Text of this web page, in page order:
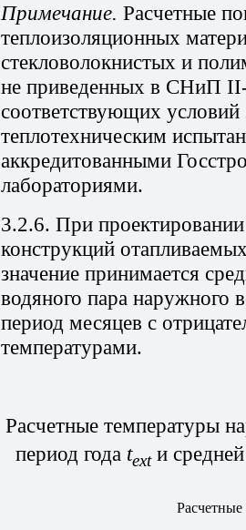
Примечание. Расчетные
теплоизоляционных
стекловолокнистых и
не приведенных в СНиП II
соответствующих условий
теплотехническим
аккредитованными
лабораториями.
3.2.6. При
конструкций
значение принимается
водяного пара наружного
период месяцев с
температурами.
Расчетные температуры
период года textи